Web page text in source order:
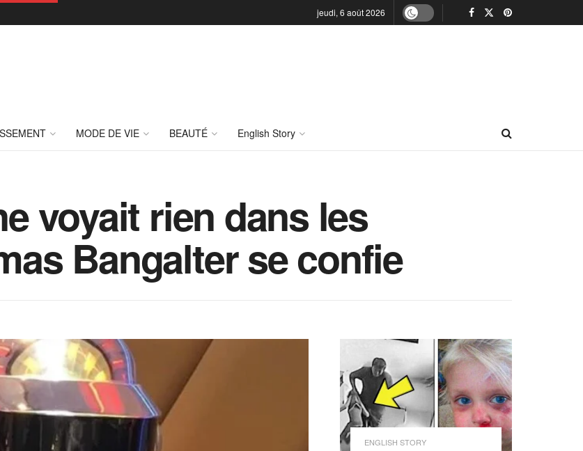
jeudi, 6 août 2026
MODE DE VIE BEAUTÉ English Story
voyait rien dans les
Bangalter se confie
ENGLISH STORY